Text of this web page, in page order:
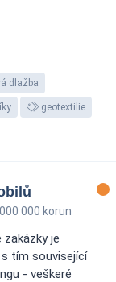
dlažba
geotextilie
000 korun
je
tím související
- veškeré